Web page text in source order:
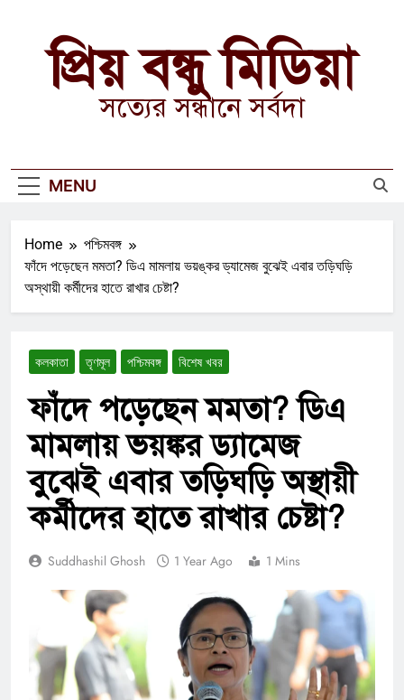
contentপ্রিয় বন্ধু মিডিয়া
সত্যের সন্ধানে সর্বদা
MENU
Home
পশ্চিমবঙ্গ
ফাঁদে পড়েছেন মমতা? ডিএ মামলায় ভয়ঙ্কর ড্যামেজ বুঝেই এবার তড়িঘড়ি
অস্থায়ী কর্মীদের হাতে রাখার চেষ্টা?
কলকাতা তৃণমূল পশ্চিমবঙ্গ বিশেষ খবর
ফাঁদে পড়েছেন মমতা? ডিএ
মামলায় ভয়ঙ্কর ড্যামেজ
বুঝেই এবার তড়িঘড়ি অস্থায়ী
কর্মীদের হাতে রাখার চেষ্টা?
Suddhashil Ghosh 1 Year Ago 1 Mins